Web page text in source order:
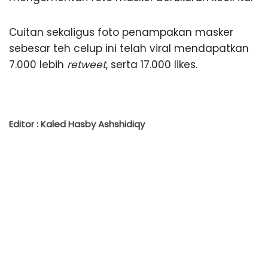
Cuitan sekaligus foto penampakan masker
sebesar teh celup ini telah viral mendapatkan
7.000 lebih retweet, serta 17.000 likes.
Editor : Kaled Hasby Ashshidiqy